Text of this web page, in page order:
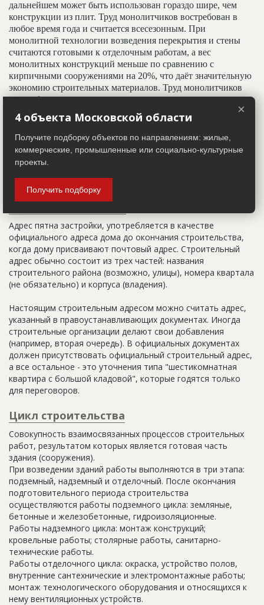
дальнейшем может быть использован гораздо шире, чем
конструкции из плит. Труд монолитчиков востребован в
любое время года и считается всесезонным. При
монолитной технологии возведения перекрытия и стены
считаются готовыми к отделочным работам, а вес
монолитных конструкций меньше по сравнению с
кирпичными сооружениями на 20%, что даёт значительную
экономию строительных материалов. Труд монолитчиков
востребован так же в условиях недостатка площади под
строительство, либо их при её дороговизне, то есть в
условиях точечной застройки. Монолитные сооружения и
конструкции долговечны, имеют высокие показатели
звуковой и тепловой изоляции, что делает этот метод
зданий.
Адрес пятна застройки, употребляется в качестве
официального адреса дома до окончания строительства,
когда дому присваивают почтовый адрес. Строительный
адрес обычно состоит из трех частей: названия
строительного района (возможно, улицы), номера квартала
(не обязательно) и корпуса (владения).
Настоящим строительным адресом можно считать адрес,
указанный в правоустанавливающих документах. Иногда
строительные организации делают свои добавления
(например, вторая очередь). В официальных документах
должен присутствовать официальный строительный адрес,
а все остальное - это уточнения типа "шестикомнатная
квартира с большой кладовой", которые годятся только
для переговоров.
Цикл строительства
Совокупность взаимосвязанных процессов строительных
работ, результатом которых является готовая часть
здания (сооружения).
При возведении зданий работы выполняются в три этапа:
подземный, надземный и отделочный. После окончания
подготовительного периода строительства
осуществляются работы подземного цикла: земляные,
бетонные и железобетонные, гидроизоляционные.
Работы надземного цикла: монтаж конструкций;
кровельные работы; столярные работы, санитарно-
технические работы.
Работы отделочного цикла: окраска, устройство полов,
внутренние сантехнические и электромонтажные работы;
монтаж технологического оборудования и относящихся к
нему вентиляционных устройств.
×
4 объекта Московской области
Получите подборку объектов по направлениям: жилые,
коммерческие, промышленные или социально-культурные
проекты.
Получить подборку